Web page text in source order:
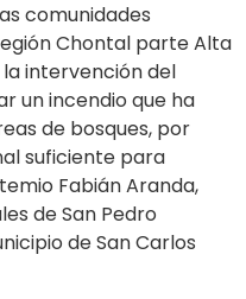
comunidades
Chontal parte Alta
intervención del
un incendio que ha
de bosques, por
suficiente para
Fabián Aranda,
de San Pedro
de San Carlos